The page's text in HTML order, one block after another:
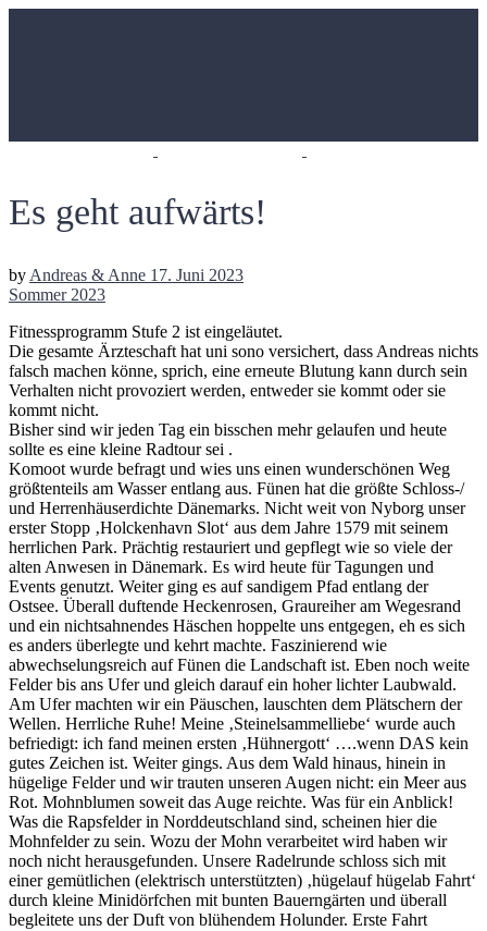
Es geht aufwärts!
byAndreas & Anne 17. Juni 2023
Sommer 2023
Fitnessprogramm Stufe 2 ist eingeläutet.
Die gesamte Ärzteschaft hat uni sono versichert, dass Andreas nichts
falsch machen könne, sprich, eine erneute Blutung kann durch sein
Verhalten nicht provoziert werden, entweder sie kommt oder sie
kommt nicht.
Bisher sind wir jeden Tag ein bisschen mehr gelaufen und heute
sollte es eine kleine Radtour sei .
Komoot wurde befragt und wies uns einen wunderschönen Weg
größtenteils am Wasser entlang aus. Fünen hat die größte Schloss-/
und Herrenhäuserdichte Dänemarks. Nicht weit von Nyborg unser
erster Stopp ‚Holckenhavn Slot‘ aus dem Jahre 1579 mit seinem
herrlichen Park. Prächtig restauriert und gepflegt wie so viele der
alten Anwesen in Dänemark. Es wird heute für Tagungen und
Events genutzt. Weiter ging es auf sandigem Pfad entlang der
Ostsee. Überall duftende Heckenrosen, Graureiher am Wegesrand
und ein nichtsahnendes Häschen hoppelte uns entgegen, eh es sich
es anders überlegte und kehrt machte. Faszinierend wie
abwechselungsreich auf Fünen die Landschaft ist. Eben noch weite
Felder bis ans Ufer und gleich darauf ein hoher lichter Laubwald.
Am Ufer machten wir ein Päuschen, lauschten dem Plätschern der
Wellen. Herrliche Ruhe! Meine ‚Steinelsammelliebe‘ wurde auch
befriedigt: ich fand meinen ersten ‚Hühnergott‘ ….wenn DAS kein
gutes Zeichen ist. Weiter gings. Aus dem Wald hinaus, hinein in
hügelige Felder und wir trauten unseren Augen nicht: ein Meer aus
Rot. Mohnblumen soweit das Auge reichte. Was für ein Anblick!
Was die Rapsfelder in Norddeutschland sind, scheinen hier die
Mohnfelder zu sein. Wozu der Mohn verarbeitet wird haben wir
noch nicht herausgefunden. Unsere Radelrunde schloss sich mit
einer gemütlichen (elektrisch unterstützten) ‚hügelauf hügelab Fahrt‘
durch kleine Minidörfchen mit bunten Bauerngärten und überall
begleitete uns der Duft von blühendem Holunder. Erste Fahrt